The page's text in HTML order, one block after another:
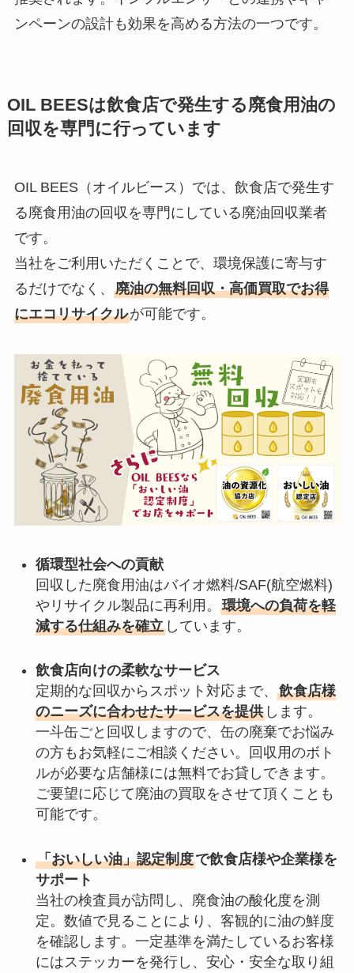
ンペーンの設計も効果を高める方法の一つです。
OIL BEESは飲食店で発生する廃食用油の
回収を専門に行っています
OIL BEES（オイルビース）では、飲食店で発生す
る廃食用油の回収を専門にしている廃油回収業者
です。
当社をご利用いただくことで、環境保護に寄与す
るだけでなく、 廃油の無料回収・高価買取でお得
にエコリサイクルが可能です。
循環型社会への貢献
回収した廃食用油はバイオ燃料/SAF(航空燃料)
やリサイクル製品に再利用。 環境への負荷を軽
減する仕組みを確立しています。
飲食店向けの柔軟なサービス
定期的な回収からスポット対応まで、 飲食店様
のニーズに合わせたサービスを提供します。
一斗缶ごと回収しますので、缶の廃棄でお悩み
の方もお気軽にご相談ください。回収用のボト
ルが必要な店舗様には無料でお貸しできます。
ご要望に応じて廃油の買取をさせて頂くことも
可能です。
「おいしい油」認定制度で飲食店様や企業様を
サポート
当社の検査員が訪問し、廃食油の酸化度を測
定。数値で見ることにより、客観的に油の鮮度
を確認します。一定基準を満たしているお客様
にはステッカーを発行し、安心・安全な取り組